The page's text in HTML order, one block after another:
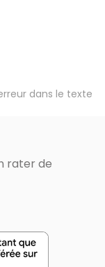
dans le texte
rater de